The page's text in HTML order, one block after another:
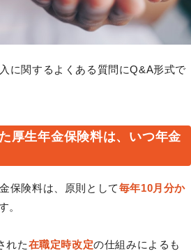
に関するよくある質問にQ&A形式で
厚生年金保険料は、いつ年金
保険料は、原則として毎年10月分か
。
れた在職定時改定の仕組みによるも